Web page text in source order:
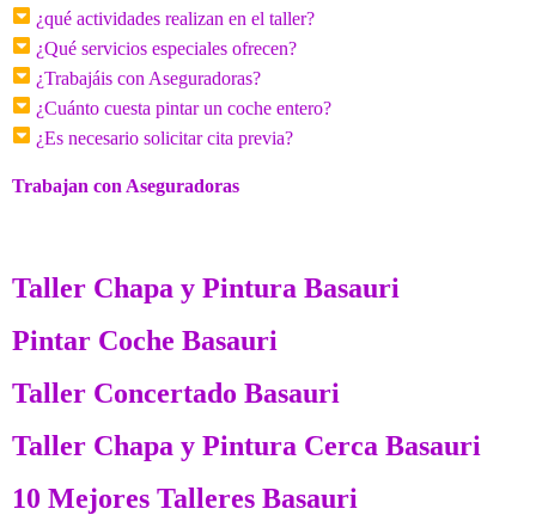
¿qué actividades realizan en el taller?
¿Qué servicios especiales ofrecen?
¿Trabajáis con Aseguradoras?
¿Cuánto cuesta pintar un coche entero?
¿Es necesario solicitar cita previa?
Trabajan con Aseguradoras
Taller Chapa y Pintura Basauri
Pintar Coche Basauri
Taller Concertado Basauri
Taller Chapa y Pintura Cerca Basauri
10 Mejores Talleres Basauri